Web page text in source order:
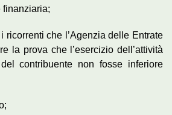
finanziaria;
ricorrenti che l’Agenzia delle Entrate
la prova che l’esercizio dell’attività
contribuente non fosse inferiore